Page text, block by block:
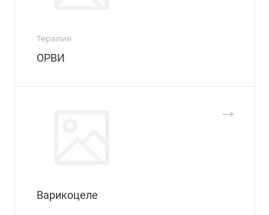
Терапия
ОРВИ
Варикоцеле